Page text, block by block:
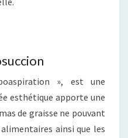
», est une
esthétique apporte une
de graisse ne pouvant
ainsi que les